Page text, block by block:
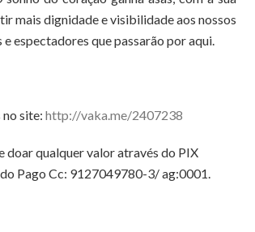
mais dignidade e visibilidade aos nossos
espectadores que passarão por aqui.
no site: http://vaka.me/2407238
doar qualquer valor através do PIX
Pago Cc: 9127049780-3/ ag:0001.